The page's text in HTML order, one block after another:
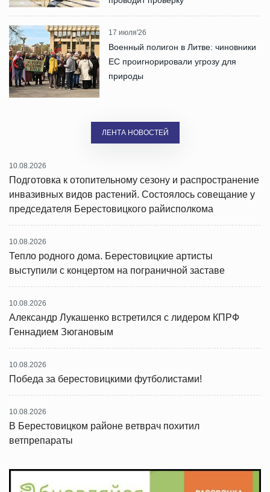
17 июля'26
Военный полигон в Литве: чиновники
ЕС проигнорировали угрозу для
природы
ЛЕНТА НОВОСТЕЙ
10.08.2026
Подготовка к отопительному сезону и распространение
инвазивных видов растений. Состоялось совещание у
председателя Берестовицкого райисполкома
10.08.2026
Тепло родного дома. Берестовицкие артисты
выступили с концертом на пограничной заставе
10.08.2026
Александр Лукашенко встретился с лидером КПРФ
Геннадием Зюгановым
10.08.2026
Победа за берестовицкими футболистами!
10.08.2026
В Берестовицком районе ветврач похитил
ветпрепараты